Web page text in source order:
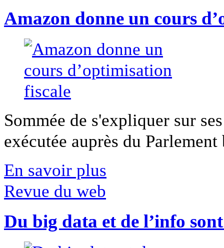
Amazon donne un cours
Sommée de s'expliquer sur
exécutée auprès du
En savoir plus
Revue du web
Du big data et de l’info